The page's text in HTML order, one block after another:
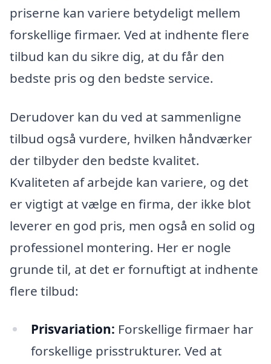
priserne kan variere betydeligt mellem
forskellige firmaer. Ved at indhente flere
tilbud kan du sikre dig, at du får den
bedste pris og den bedste service.
Derudover kan du ved at sammenligne
tilbud også vurdere, hvilken håndværker
der tilbyder den bedste kvalitet.
Kvaliteten af arbejde kan variere, og det
er vigtigt at vælge en firma, der ikke blot
leverer en god pris, men også en solid og
professionel montering. Her er nogle
grunde til, at det er fornuftigt at indhente
flere tilbud:
Prisvariation: Forskellige firmaer har
forskellige prisstrukturer. Ved at